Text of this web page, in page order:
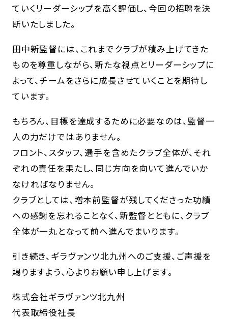
ていくリーダーシップを高く評価し、今回の招聘を決
断いたしました。
田中新監督には、これまでクラブが積み上げてきた
ものを尊重しながら、新たな視点とリーダーシップに
よって、チームをさらに成長させていくことを期待し
ています。
もちろん、目標を達成するために必要なのは、監督一
人の力だけではありません。
フロント、スタッフ、選手を含めたクラブ全体が、それ
ぞれの責任を果たし、同じ方向を向いて進んでいか
なければなりません。
クラブとしては、増本前監督が残してくださった功績
への感謝を忘れることなく、新監督とともに、クラブ
全体が一丸となって前へ進んでまいります。
引き続き、ギラヴァンツ北九州へのご支援、ご声援を
賜りますよう、心よりお願い申し上げます。
株式会社ギラヴァンツ北九州
代表取締役社長